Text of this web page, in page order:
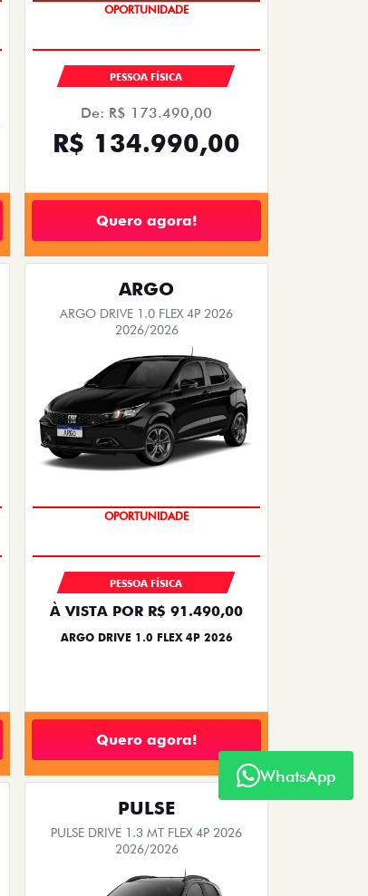
PESSOA FÍSICA
De: R$ 173.490,00
R$ 134.990,00
Quero agora!
ARGO
ARGO DRIVE 1.0 FLEX 4P 2026
2026/2026
OPORTUNIDADE
PESSOA FÍSICA
À VISTA POR R$ 91.490,00
ARGO DRIVE 1.0 FLEX 4P 2026
Quero agora!
PULSE
PULSE DRIVE 1.3 MT FLEX 4P 2026
2026/2026
WhatsApp